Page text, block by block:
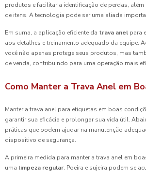
produtos e facilitar a identificação de perdas,
de itens. A tecnologia pode ser uma aliada
Em suma, a aplicação eficiente da trava anel para
aos detalhes e treinamento adequado da equipe.
você não apenas protege seus produtos, mas
de venda, contribuindo para uma operação mais
Como Manter a Trava Anel em
Manter a trava anel para etiquetas em boas
garantir sua eficácia e prolongar sua vida útil.
práticas que podem ajudar na manutenção
dispositivo de segurança.
A primeira medida para manter a trava anel em
uma limpeza regular. Poeira e sujeira podem se